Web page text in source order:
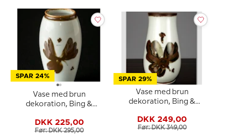
SPAR 24%
Vase med brun
dekoration, Bing &
DKK 225,00
Før: DKK 295,00
SPAR 29%
Vase med brun
dekoration, Bing &
DKK 249,00
Før: DKK 349,00